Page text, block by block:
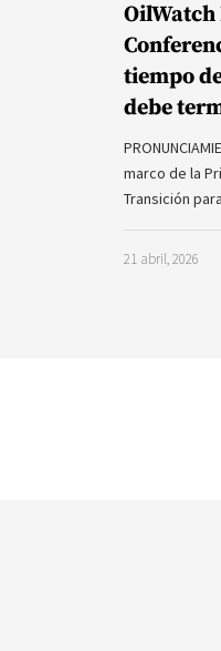
tiempo
debe
marco de la
Transición
21 abril, 2026